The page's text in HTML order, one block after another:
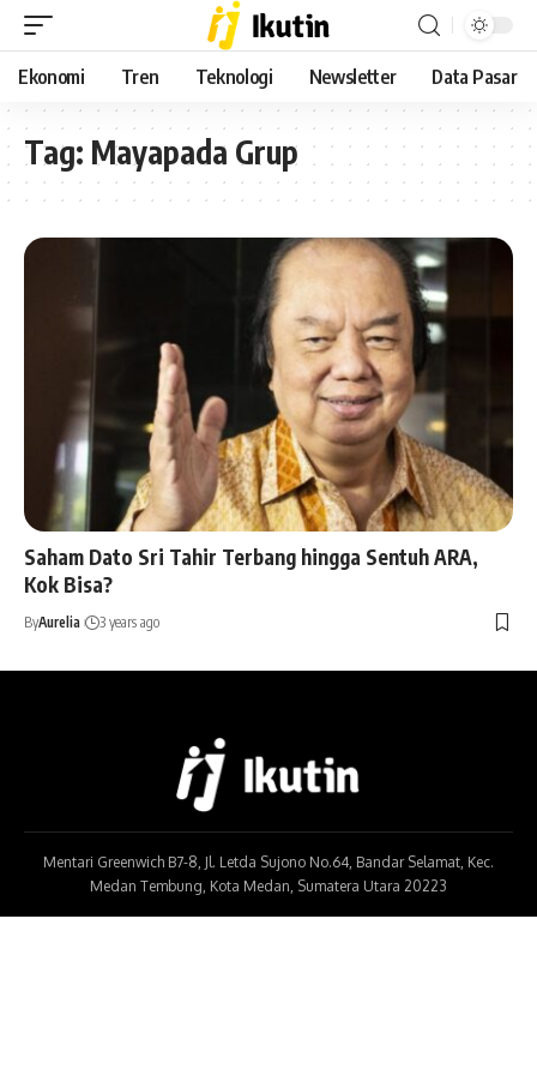
Ekonomi Tren Teknologi Newsletter Data Pasar
Tag: Mayapada Grup
Saham Dato Sri Tahir Terbang hingga Sentuh ARA,
Kok Bisa?
ByAurelia 3 years ago
Mentari Greenwich B7-8, Jl. Letda Sujono No.64, Bandar Selamat, Kec.
Medan Tembung, Kota Medan, Sumatera Utara 20223